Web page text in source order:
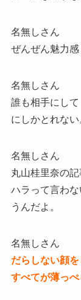
名無しさん
ぜんぜん魅力
名無しさん
誰も相手にし
にしかとれない
名無しさん
丸山桂里奈の
ハラって言わ
うんだよ。
名無しさん
だらしない顔
すべてが薄っぺ